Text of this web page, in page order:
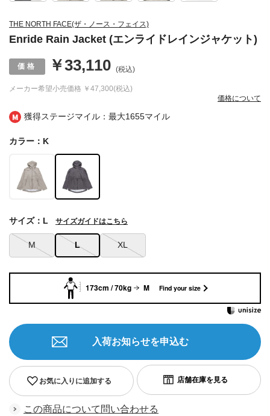
獲得ステージマイル：最大1655マイル
THE NORTH FACE(ザ・ノース・フェイス)
Enride Rain Jacket (エンライドレインジャケット)
メーカー希望小売価格 ￥47,300(税込)
￥33,110 (税込)
価格について
カラー：K
M L XL
サイズ：L サイズガイドはこちら
お気に入りに追加する
入荷お知らせを申込む
この商品について問い合わせる
173cm / 70kg M Find your size